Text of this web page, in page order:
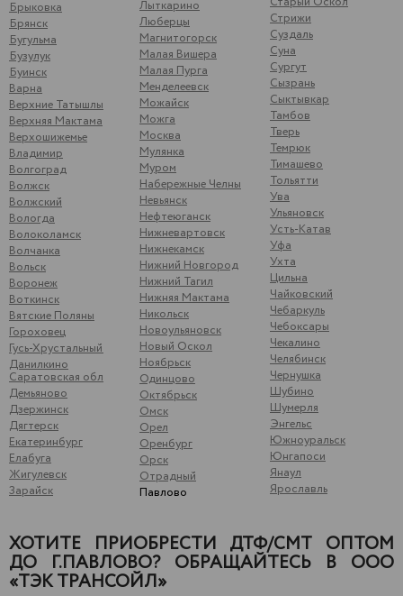
Брыковка
Брянск
Бугульма
Бузулук
Буинск
Варна
Верхние Татышлы
Верхняя Мактама
Верхошижемье
Владимир
Волгоград
Волжск
Волжский
Вологда
Волоколамск
Волчанка
Вольск
Воронеж
Воткинск
Вятские Поляны
Гороховец
Гусь-Хрустальный
Данилкино
Саратовская обл
Демьяново
Дзержинск
Дягтерск
Екатеринбург
Елабуга
Жигулевск
Зарайск
Лыткарино
Люберцы
Магнитогорск
Малая Вишера
Малая Пурга
Менделеевск
Можайск
Можга
Москва
Мулянка
Муром
Набережные Челны
Невьянск
Нефтеюганск
Нижневартовск
Нижнекамск
Нижний Новгород
Нижний Тагил
Нижняя Мактама
Никольск
Новоульяновск
Новый Оскол
Ноябрьск
Одинцово
Октябрьск
Омск
Орел
Оренбург
Орск
Отрадный
Павлово
Стрижи
Суздаль
Суна
Сургут
Сызрань
Сыктывкар
Тамбов
Тверь
Темрюк
Тимашево
Тольятти
Ува
Ульяновск
Усть-Катав
Уфа
Ухта
Цильна
Чайковский
Чебаркуль
Чебоксары
Чекалино
Челябинск
Чернушка
Шубино
Шумерля
Энгельс
Южноуральск
Юнгапоси
Янаул
Ярославль
ХОТИТЕ ПРИОБРЕСТИ ДТФ/СМТ ОПТОМ
ДО Г.ПАВЛОВО? ОБРАЩАЙТЕСЬ В ООО
«ТЭК ТРАНСОЙЛ»